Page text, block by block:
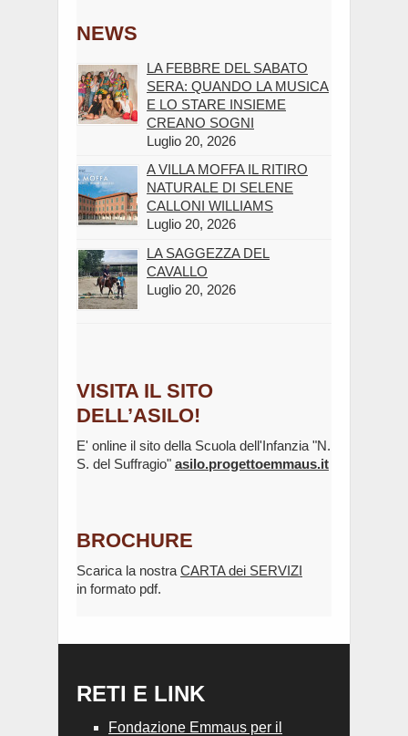
NEWS
LA FEBBRE DEL SABATO
SERA: QUANDO LA MUSICA
E LO STARE INSIEME
CREANO SOGNI
Luglio 20, 2026
A VILLA MOFFA IL RITIRO
NATURALE DI SELENE
CALLONI WILLIAMS
Luglio 20, 2026
LA SAGGEZZA DEL
CAVALLO
Luglio 20, 2026
VISITA IL SITO
DELL’ASILO!
E' online il sito della Scuola dell'Infanzia "N.
S. del Suffragio" asilo.progettoemmaus.it
BROCHURE
Scarica la nostra CARTA dei SERVIZI
in formato pdf.
RETI E LINK
Fondazione Emmaus per il